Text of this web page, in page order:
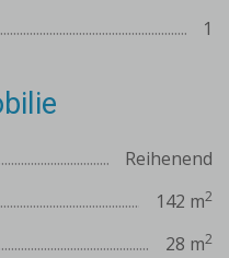
1
Reihenend
142 m2
28 m2